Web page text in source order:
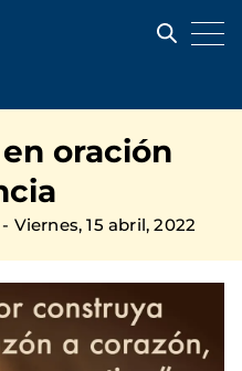
oración
- Viernes, 15 abril, 2022